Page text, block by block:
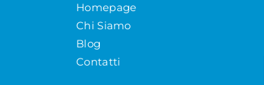
Homepage
Chi Siamo
Blog
Contatti